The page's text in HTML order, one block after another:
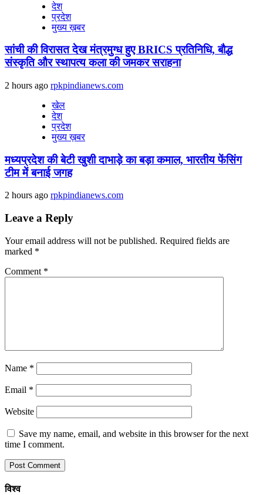
देश
प्रदेश
मुख्य ख़बर
सांची की विरासत देख मंत्रमुग्ध हुए BRICS प्रतिनिधि, बौद्ध
संस्कृति और स्थापत्य कला की जमकर सराहना
2 hours ago rpkpindianews.com
खेल
देश
प्रदेश
मुख्य ख़बर
मध्यप्रदेश की बेटी खुशी दाभाड़े का बड़ा कमाल, भारतीय फेंसिंग
टीम में बनाई जगह
2 hours ago rpkpindianews.com
Leave a Reply
Your email address will not be published. Required fields are
marked *
Comment *
Name *
Email *
Website
Save my name, email, and website in this browser for the next
time I comment.
विश्व